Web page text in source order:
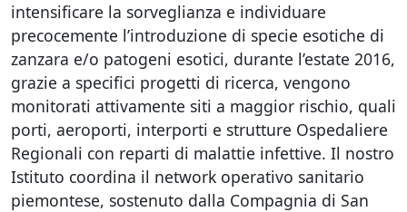
intensificare la sorveglianza e individuare
precocemente l’introduzione di specie esotiche di
zanzara e/o patogeni esotici, durante l’estate 2016,
grazie a specifici progetti di ricerca, vengono
monitorati attivamente siti a maggior rischio, quali
porti, aeroporti, interporti e strutture Ospedaliere
Regionali con reparti di malattie infettive. Il nostro
Istituto coordina il network operativo sanitario
piemontese, sostenuto dalla Compagnia di San